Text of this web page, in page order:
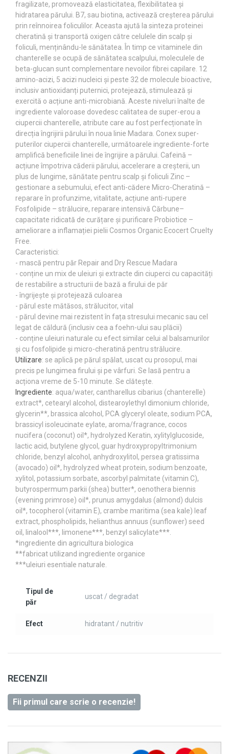
fragilizate, promovează elasticitatea, flexibilitatea și
hidratarea părului. B7, sau biotina, activează creșterea părului
prin reînnoirea foliculilor. Aceasta ajută la sinteza proteinei
cheratină și transportă oxigen către celulele din scalp și
foliculi, menținându-le sănătatea. În timp ce vitaminele din
chanterelle se ocupă de sănătatea scalpului, moleculele de
beta-glucan sunt complementare nevoilor fibrei capilare. 12
amino-acizi, 5 acizi nucleici și peste 32 de molecule bioactive,
inclusiv antioxidanți puternici, protejează, stimulează și
exercită o acțiune anti-microbiană. Aceste niveluri înalte de
ingrediente valoroase dovedesc calitatea de super-erou a
ciupercii chanterelle, atribute care au fost perfecționate în
direcția îngrijirii părului în noua linie Madara. Conex super-
puterilor ciupercii chanterelle, următoarele ingrediente-forte
amplifică beneficiile linei de îngrijire a părului. Cafeină –
acțiune împotriva căderii părului, accelerare a creșterii, un
plus de lungime, sănătate pentru scalp și foliculi Zinc –
gestionare a sebumului, efect anti-cădere Micro-Cheratină –
reparare în profunzime, vitalitate, acțiune anti-rupere
Fosfolipide – strălucire, reparare intensivă Cărbune–
capacitate ridicată de curățare și purificare Probiotice –
ameliorare a inflamației pielii Cosmos Organic Ecocert Cruelty
Free.
Caracteristici:
- mască pentru păr Repair and Dry Rescue Madara
- conține un mix de uleiuri și extracte din ciuperci cu capacități
de restabilire a structurii de bază a firului de păr
- îngrijește și protejează culoarea
- părul este mătăsos, strălucitor, vital
- părul devine mai rezistent în fața stresului mecanic sau cel
legat de căldură (inclusiv cea a foehn-ului sau plăcii)
- conține uleiuri naturale cu efect similar celui al balsamurilor
și cu fosfolipide și micro-cheratină pentru strălucire.
Utilizare: se aplică pe părul spălat, uscat cu prosopul, mai
precis pe lungimea firului și pe vârfuri. Se lasă pentru a
acționa vreme de 5-10 minute. Se clătește.
Ingrediente: aqua/water, cantharellus cibarius (chanterelle)
extract*, cetearyl alcohol, distearoylethyl dimonium chloride,
glycerin**, brassica alcohol, PCA glyceryl oleate, sodium PCA,
brassicyl isoleucinate eylate, aroma/fragrance, cocos
nucifera (coconut) oil*, hydrolyzed Keratin, xylitylglucoside,
lactic acid, butylene glycol, guar hydroxypropyltrimonium
chloride, benzyl alcohol, anhydroxylitol, persea gratissima
(avocado) oil*, hydrolyzed wheat protein, sodium benzoate,
xylitol, potassium sorbate, ascorbyl palmitate (vitamin C),
butyrospermum parkii (shea) butter*, oenothera biennis
(evening primrose) oil*, prunus amygdalus (almond) dulcis
oil*, tocopherol (vitamin E), crambe maritima (sea kale) leaf
extract, phospholipids, helianthus annuus (sunflower) seed
oil, linalool***, limonene***, benzyl salicylate***.
*ingrediente din agricultura biologica
**fabricat utilizand ingrediente organice
***uleiuri esentiale naturale.
Tipul de
păr
uscat / degradat
Efect hidratant / nutritiv
RECENZII
Fii primul care scrie o recenzie!